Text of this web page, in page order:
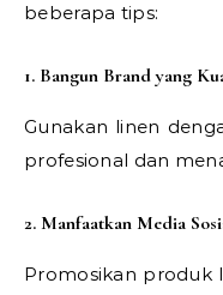
beberapa tips:
1. Bangun Brand yang
Gunakan linen
profesional dan
2. Manfaatkan Media
Promosikan produk